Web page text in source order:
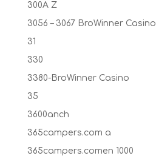
300A Z
3056 – 3067 BroWinner Casino
31
330
3380-BroWinner Casino
35
3600anch
365campers.com a
365campers.comen 1000